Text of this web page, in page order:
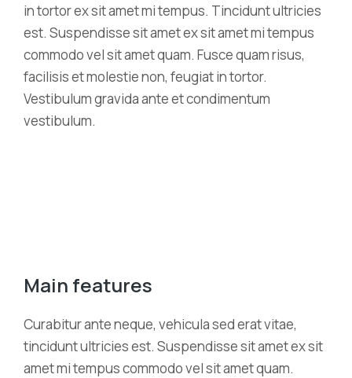
in tortor ex sit amet mi tempus. Tincidunt ultricies
est. Suspendisse sit amet ex sit amet mi tempus
commodo vel sit amet quam. Fusce quam risus,
facilisis et molestie non, feugiat in tortor.
Vestibulum gravida ante et condimentum
vestibulum.
Main features
Curabitur ante neque, vehicula sed erat vitae,
tincidunt ultricies est. Suspendisse sit amet ex sit
amet mi tempus commodo vel sit amet quam.